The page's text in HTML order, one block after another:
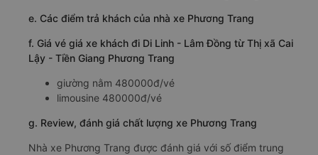
e. Các điểm trả khách của nhà xe Phương Trang
f. Giá vé giá xe khách đi Di Linh - Lâm Đồng từ Thị xã Cai
Lậy - Tiền Giang Phương Trang
giường nằm 480000đ/vé
limousine 480000đ/vé
g. Review, đánh giá chất lượng xe Phương Trang
Nhà xe Phương Trang được đánh giá với số điểm trung